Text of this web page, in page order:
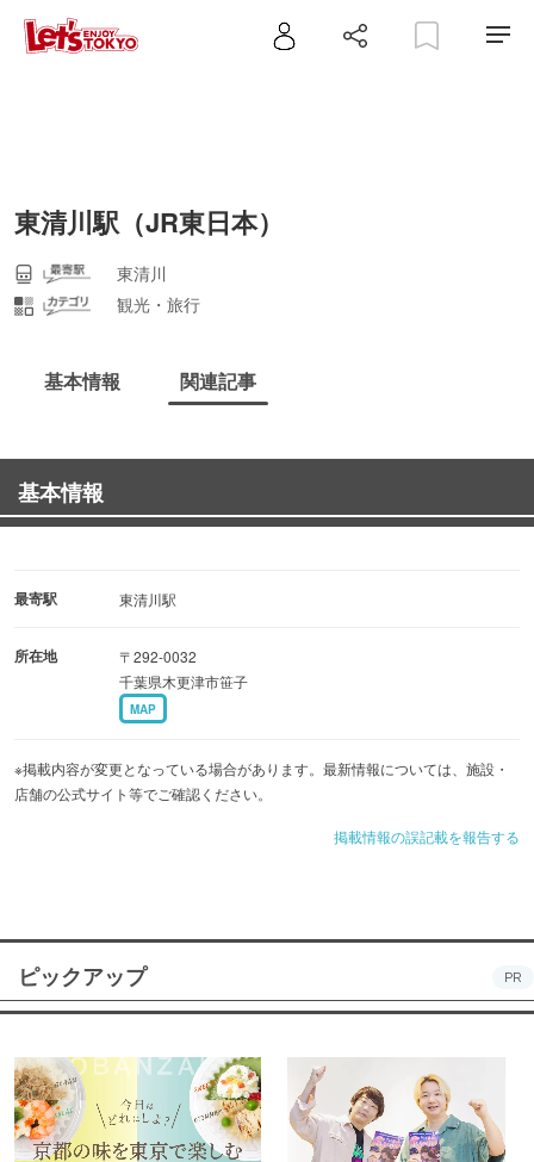
東清川駅（JR東日本）
東清川
観光・旅行
基本情報 関連記事
基本情報
最寄駅 東清川駅
所在地
〒292-0032
千葉県木更津市笹子
MAP
※掲載内容が変更となっている場合があります。最新情報については、施設・
店舗の公式サイト等でご確認ください。
掲載情報の誤記載を報告する
ピックアップ PR